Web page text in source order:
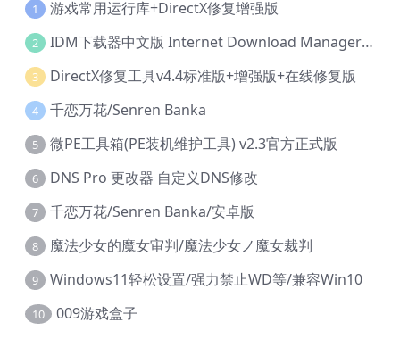
1 游戏常用运行库+DirectX修复增强版
2 IDM下载器中文版 Internet Download Manager v6.42.36 IDM
3 DirectX修复工具v4.4标准版+增强版+在线修复版
4 千恋万花/Senren Banka
5 微PE工具箱(PE装机维护工具) v2.3官方正式版
6 DNS Pro 更改器 自定义DNS修改
7 千恋万花/Senren Banka/安卓版
8 魔法少女的魔女审判/魔法少女ノ魔女裁判
9 Windows11轻松设置/强力禁止WD等/兼容Win10
10 009游戏盒子